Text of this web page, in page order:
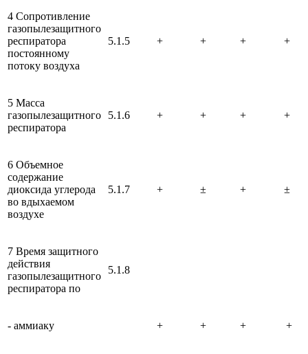
4 Сопротивление
газопылезащитного
респиратора
постоянному
потоку воздуха
5.1.5 + + + +
5 Масса
газопылезащитного
респиратора
5.1.6 + + + +
6 Объемное
содержание
диоксида углерода
во вдыхаемом
воздухе
5.1.7 + ± + ±
7 Время защитного
действия
газопылезащитного
респиратора по
5.1.8
- аммиаку + + + +